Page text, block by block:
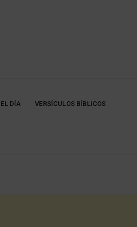
DÍA VERSÍCULOS BÍBLICOS